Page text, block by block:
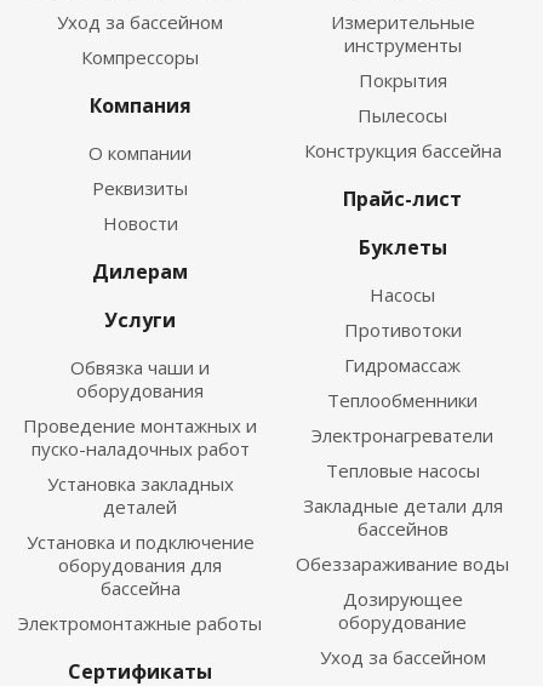
Уход за бассейном
Компрессоры
Компания
О компании
Реквизиты
Новости
Дилерам
Услуги
Обвязка чаши и
оборудования
Проведение монтажных и
пуско-наладочных работ
Установка закладных
деталей
Установка и подключение
оборудования для
бассейна
Электромонтажные работы
Сертификаты
Измерительные
инструменты
Покрытия
Пылесосы
Конструкция бассейна
Прайс-лист
Буклеты
Насосы
Противотоки
Гидромассаж
Теплообменники
Электронагреватели
Тепловые насосы
Закладные детали для
бассейнов
Обеззараживание воды
Дозирующее
оборудование
Уход за бассейном